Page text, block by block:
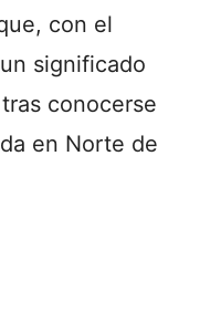
con el
significado
conocerse
en Norte de